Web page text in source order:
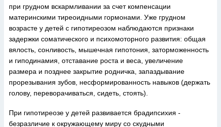
при грудном вскармливании за счет компенсации
материнскими тиреоидными гормонами. Уже грудном
возрасте у детей с гипотиреозом наблюдаются признаки
задержки соматического и психомоторного развития: общая
вялость, сонливость, мышечная гипотония, заторможенность
и гиподинамия, отставание роста и веса, увеличение
размера и позднее закрытие родничка, запаздывание
прорезывания зубов, несформированность навыков (держать
голову, переворачиваться, сидеть, стоять).
При гипотиреозе у детей развивается брадипсихия -
безразличие к окружающему миру со скудными